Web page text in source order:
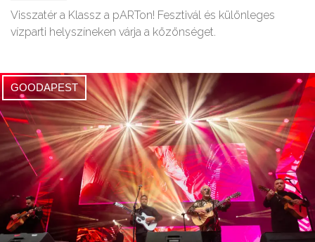
Visszatér a Klassz a pARTon! Fesztivál és különleges
vízparti helyszíneken várja a közönséget.
GOODAPEST